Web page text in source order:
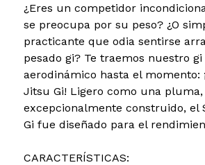
¿Eres un competidor
se preocupa por su peso? ¿O
practicante que odia sentirse
pesado gi? Te traemos nuestro gi
aerodinámico hasta el momento:
Jitsu Gi! Ligero como una pluma,
excepcionalmente construido, el
Gi fue diseñado para el
CARACTERÍSTICAS: